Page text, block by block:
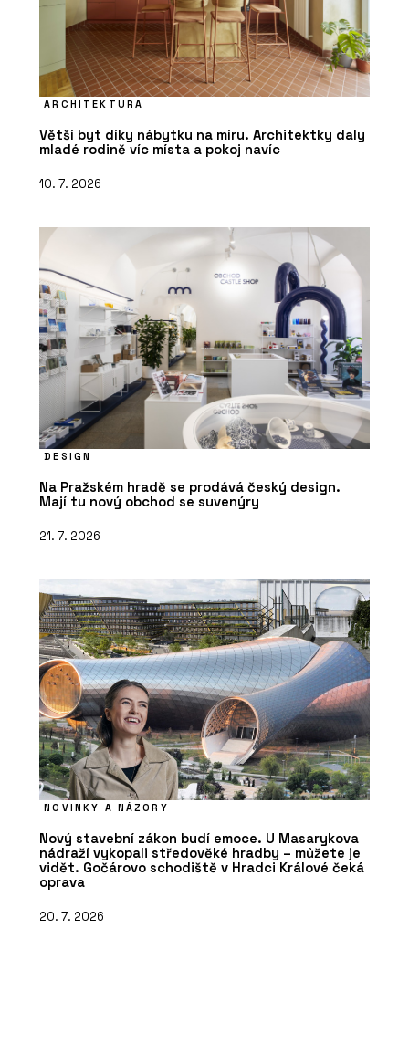
ARCHITEKTURA
Větší byt díky nábytku na míru. Architektky daly
mladé rodině víc místa a pokoj navíc
10. 7. 2026
DESIGN
Na Pražském hradě se prodává český design.
Mají tu nový obchod se suvenýry
21. 7. 2026
NOVINKY A NÁZORY
Nový stavební zákon budí emoce. U Masarykova
nádraží vykopali středověké hradby – můžete je
vidět. Gočárovo schodiště v Hradci Králové čeká
oprava
20. 7. 2026